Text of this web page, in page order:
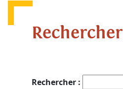
Rechercher
Rechercher :